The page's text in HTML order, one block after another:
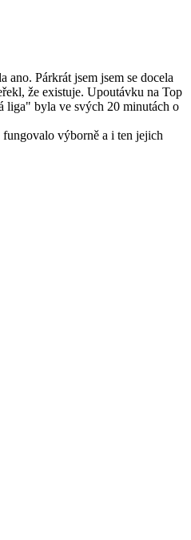
Párkrát jsem jsem se docela
že existuje. Upoutávku na Top
liga" byla ve svých 20 minutách o
výborně a i ten jejich